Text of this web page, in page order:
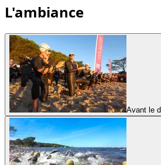
L'ambiance
Avant le